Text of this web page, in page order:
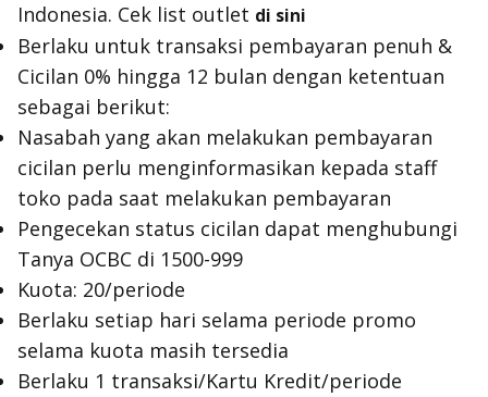
Indonesia. Cek list outlet di sini
Berlaku untuk transaksi pembayaran penuh &
Cicilan 0% hingga 12 bulan dengan ketentuan
sebagai berikut:
Nasabah yang akan melakukan pembayaran
cicilan perlu menginformasikan kepada staff
toko pada saat melakukan pembayaran
Pengecekan status cicilan dapat menghubungi
Tanya OCBC di 1500-999
Kuota: 20/periode
Berlaku setiap hari selama periode promo
selama kuota masih tersedia
Berlaku 1 transaksi/Kartu Kredit/periode